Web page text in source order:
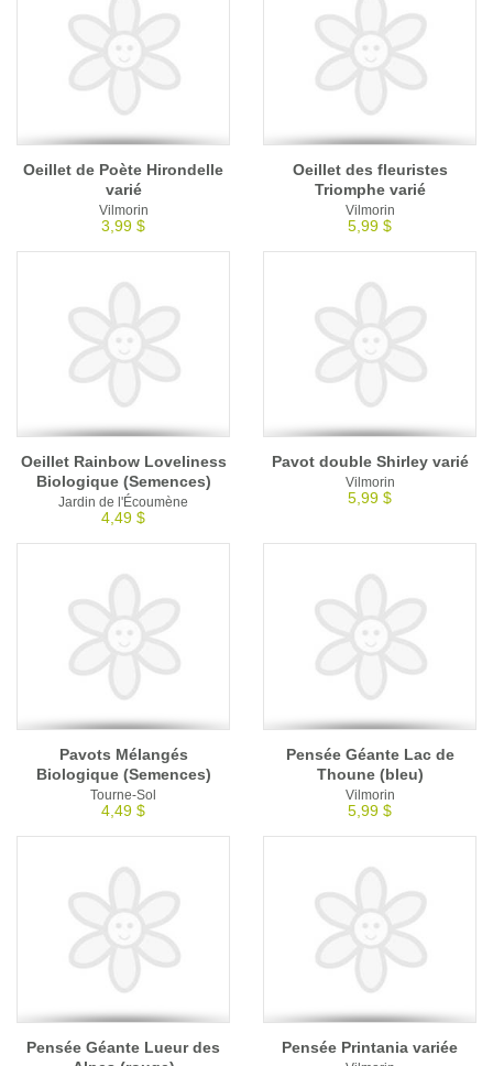
Oeillet de Poète Hirondelle
varié
Vilmorin
3,99 $
Oeillet des fleuristes
Triomphe varié
Vilmorin
5,99 $
Oeillet Rainbow Loveliness
Biologique (Semences)
Jardin de l'Écoumène
4,49 $
Pavot double Shirley varié
Vilmorin
5,99 $
Pavots Mélangés
Biologique (Semences)
Tourne-Sol
4,49 $
Pensée Géante Lac de
Thoune (bleu)
Vilmorin
5,99 $
Pensée Géante Lueur des
Pensée Printania variée